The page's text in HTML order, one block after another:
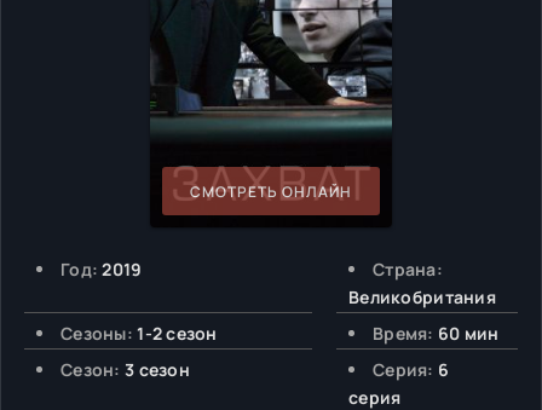
СМОТРЕТЬ ОНЛАЙН
Год: 2019
Страна:
Великобритания
Сезоны: 1-2 сезон Время: 60 мин
Сезон: 3 сезон Серия: 6
серия